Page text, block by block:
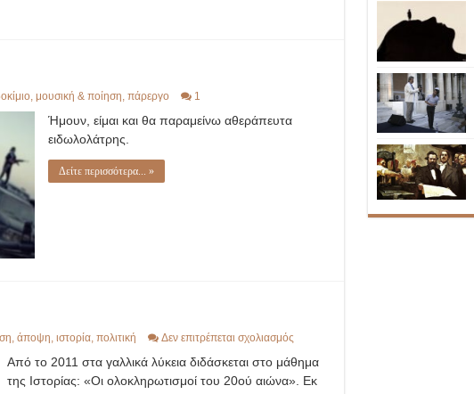
, μουσική & ποίηση, πάρεργο 1
Ήμουν, είμαι και θα παραμείνω αθεράπευτα
ειδωλολάτρης.
Δείτε περισσότερα... »
, άποψη, ιστορία, πολιτική Δεν επιτρέπεται σχολιασμόςστο
Ιστορία
ως
εργαλείο
Από το 2011 στα γαλλικά λύκεια διδάσκεται στο μάθημα
της Ιστορίας: «Οι ολοκληρωτισμοί του 20ού αιώνα». Εκ